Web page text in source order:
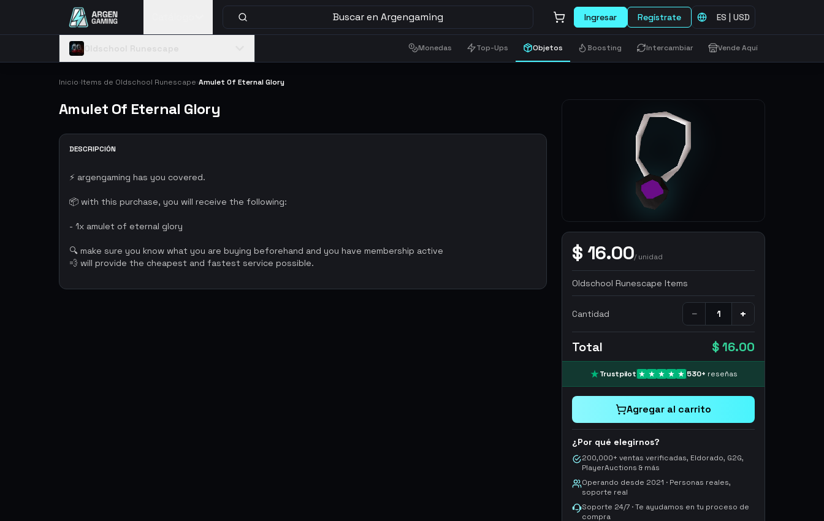
Buscar en Argengaming Ingresar Regístrate ES | USD
Monedas Top-Ups Objetos Boosting Intercambiar Vende Aquí
Inicio›Items de Oldschool Runescape›Amulet Of Eternal Glory
Amulet Of Eternal Glory
$ 16.00/unidad
Oldschool Runescape Items
Cantidad − +
Total $ 16.00
Trustpilot 530+ reseñas
Agregar al carrito
¿Por qué elegirnos?
200,000+ ventas verificadas, Eldorado, G2G,
PlayerAuctions & más
Operando desde 2021 · Personas reales,
soporte real
Soporte 24/7 · Te ayudamos en tu proceso de
compra
DESCRIPCIÓN
⚡ argengaming has you covered.
📦 with this purchase, you will receive the following:
- 1x amulet of eternal glory
🔍 make sure you know what you are buying beforehand and you have membership active
💨 will provide the cheapest and fastest service possible.